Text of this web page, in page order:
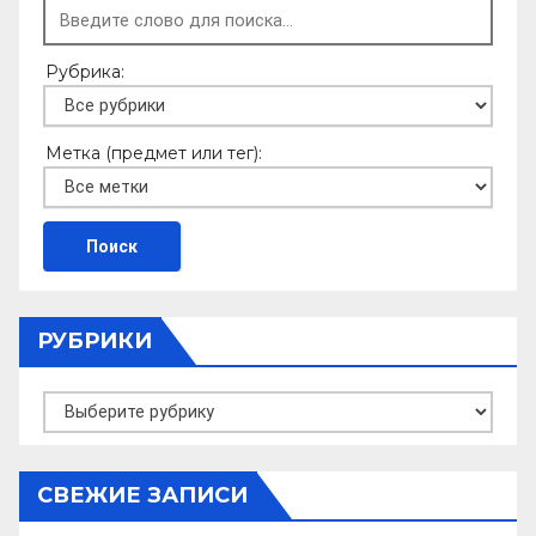
Рубрика:
Метка (предмет или тег):
РУБРИКИ
Рубрики
СВЕЖИЕ ЗАПИСИ